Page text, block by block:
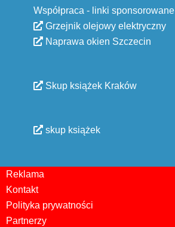
Współpraca - linki sponsorowane
Grzejnik olejowy elektryczny
Naprawa okien Szczecin
Skup książek Kraków
skup książek
Reklama
Kontakt
Polityka prywatności
Partnerzy